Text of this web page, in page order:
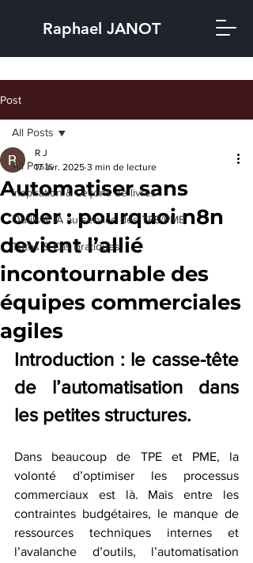
Raphael JANOT
Post
All Posts
Inspiration & Leçons de livres
Outils & IA au service des TPE/PME
Tutos & Cas pratiques
All Posts
Automatiser sans
coder : pourquoi n8n
devient l’allié
incontournable des
équipes commerciales
agiles
R J
17 avr. 2025 3 min de lecture
Introduction : le casse-tête
de l’automatisation dans
les petites structures.
Dans beaucoup de TPE et PME, la
volonté d’optimiser les processus
commerciaux est là. Mais entre les
contraintes budgétaires, le manque de
ressources techniques internes et
l’avalanche d’outils, l’automatisation